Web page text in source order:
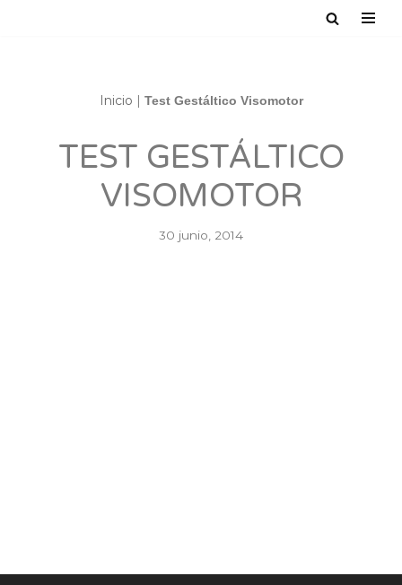
Inicio | Test Gestáltico Visomotor
TEST GESTÁLTICO
VISOMOTOR
30 junio, 2014